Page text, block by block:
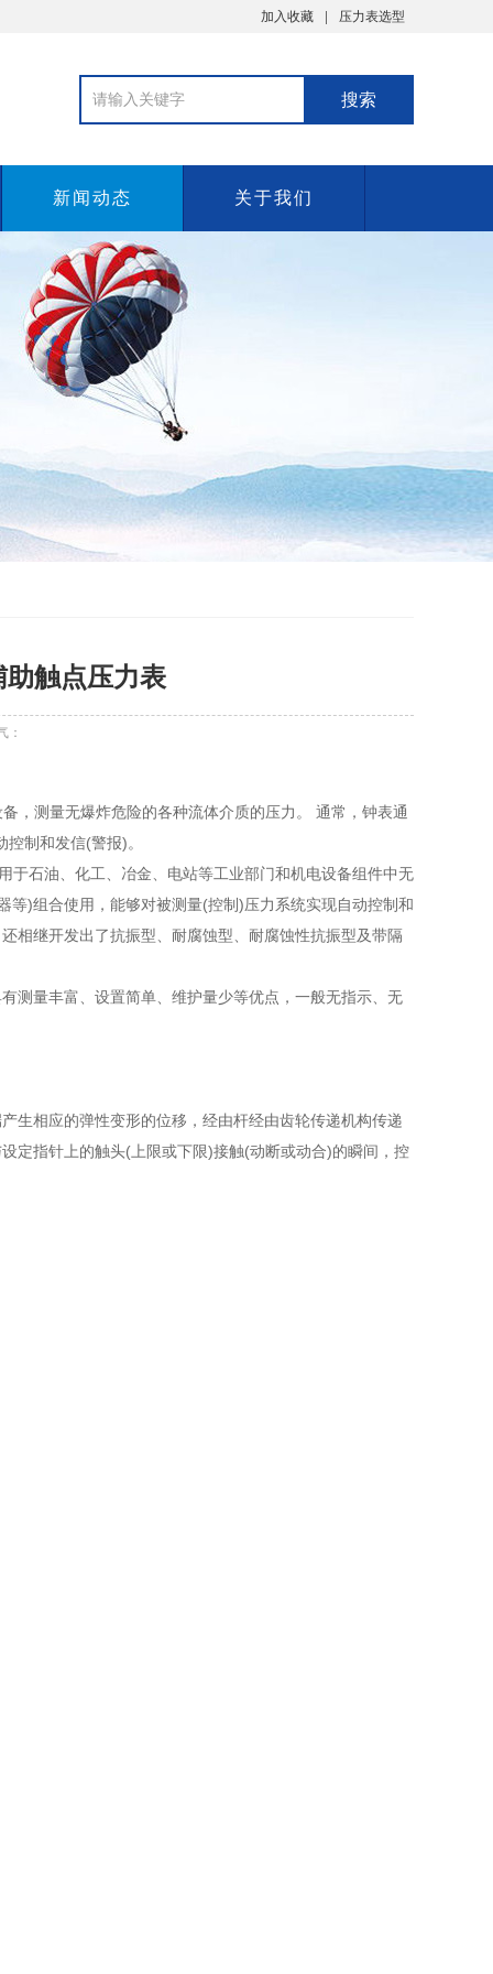
加入收藏 压力表选型
新闻动态 关于我们
触点压力表
：
，测量无爆炸危险的各种流体介质的压力。 通常，钟表通
制和发信(警报)。
于石油、化工、冶金、电站等工业部门和机电设备组件中无
)组合使用，能够对被测量(控制)压力系统实现自动控制和
相继开发出了抗振型、耐腐蚀型、耐腐蚀性抗振型及带隔
测量丰富、设置简单、维护量少等优点，一般无指示、无
生相应的弹性变形的位移，经由杆经由齿轮传递机构传递
定指针上的触头(上限或下限)接触(动断或动合)的瞬间，控